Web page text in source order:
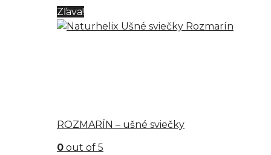
through
Zľava!
ROZMARÍN – ušné sviečky
0 out of 5